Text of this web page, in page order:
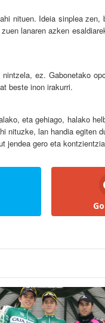
nituen. Ideia sinplea
lanaren azken
ez. Gabonetako
beste inon irakurri.
eta gehiago, halako
nituzke, lan handia egiten
jendea gero eta